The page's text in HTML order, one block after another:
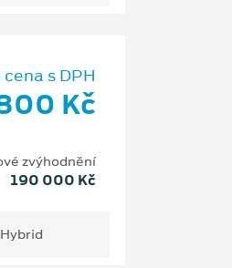
cena s DPH
Kč
zvýhodnění
190 000 Kč
Hybrid